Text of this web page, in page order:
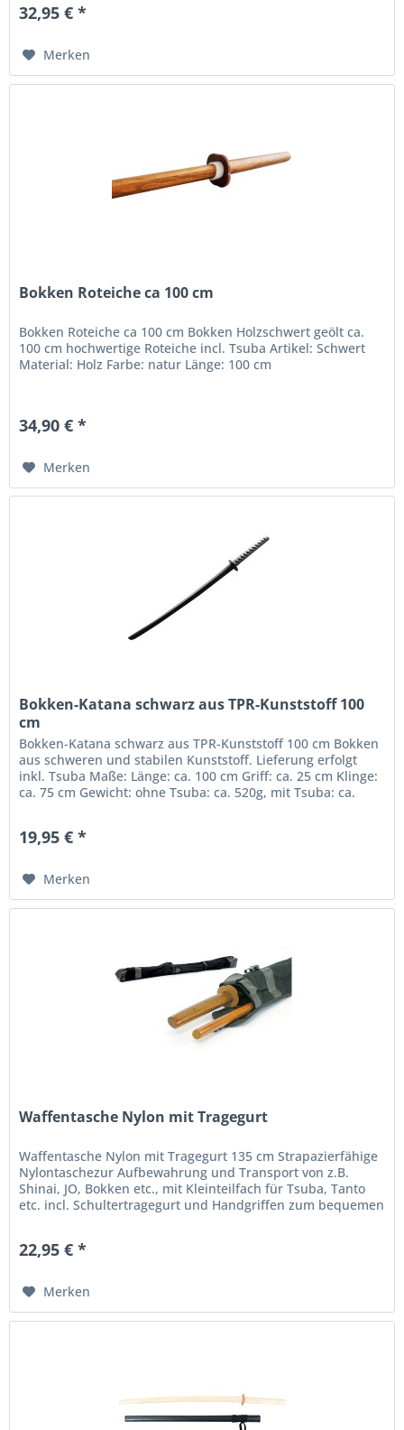
32,95 € *
Merken
Bokken Roteiche ca 100 cm
Bokken Roteiche ca 100 cm Bokken Holzschwert geölt ca.
100 cm hochwertige Roteiche incl. Tsuba Artikel: Schwert
Material: Holz Farbe: natur Länge: 100 cm
34,90 € *
Merken
Bokken-Katana schwarz aus TPR-Kunststoff 100
cm
Bokken-Katana schwarz aus TPR-Kunststoff 100 cm Bokken
aus schweren und stabilen Kunststoff. Lieferung erfolgt
inkl. Tsuba Maße: Länge: ca. 100 cm Griff: ca. 25 cm Klinge:
ca. 75 cm Gewicht: ohne Tsuba: ca. 520g, mit Tsuba: ca.
19,95 € *
Merken
Waffentasche Nylon mit Tragegurt
Waffentasche Nylon mit Tragegurt 135 cm Strapazierfähige
Nylontaschezur Aufbewahrung und Transport von z.B.
Shinai, JO, Bokken etc., mit Kleinteilfach für Tsuba, Tanto
etc. incl. Schultertragegurt und Handgriffen zum bequemen
22,95 € *
Merken